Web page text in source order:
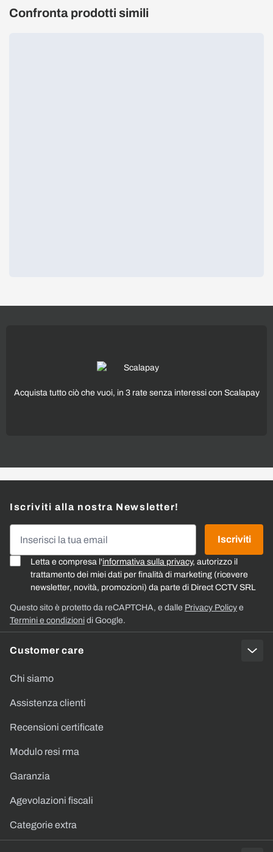
Confronta prodotti simili
Acquista tutto ciò che vuoi, in 3 rate senza interessi con Scalapay
Customer care
Chi siamo
Assistenza clienti
Recensioni certificate
Modulo resi rma
Garanzia
Agevolazioni fiscali
Categorie extra
Iscriviti alla nostra Newsletter!
Letta e compresa l'informativa sulla privacy, autorizzo il
trattamento dei miei dati per finalità di marketing (ricevere
newsletter, novità, promozioni) da parte di Direct CCTV SRL
Iscriviti
Questo sito è protetto da reCAPTCHA, e dalle Privacy Policy e
Termini e condizioni di Google.